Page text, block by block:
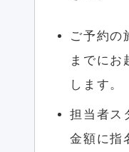
ご予約の
までにお
します。
担当者ス
金額に指